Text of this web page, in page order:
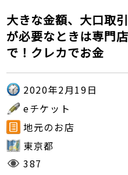
大きな金額、大口取
が必要なときは専門
で！クレカでお金
2020年2月19日
eチケット
地元のお店
東京都
387